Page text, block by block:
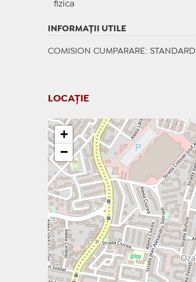
fizica
INFORMAŢII UTILE
COMISION CUMPARARE: STANDARD
LOCAȚIE
+
−